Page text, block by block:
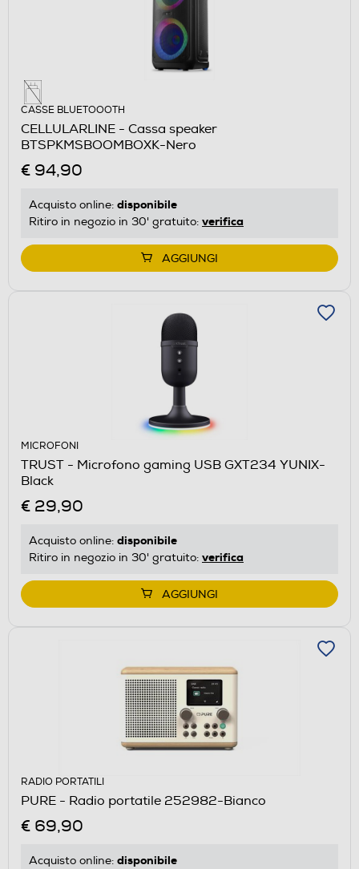
CASSE BLUETOOOTH
CELLULARLINE - Cassa speaker
BTSPKMSBOOMBOXK-Nero
€ 94,90
Acquisto online: disponibile
Ritiro in negozio in 30' gratuito: verifica
AGGIUNGI
MICROFONI
TRUST - Microfono gaming USB GXT234 YUNIX-
Black
€ 29,90
Acquisto online: disponibile
Ritiro in negozio in 30' gratuito: verifica
AGGIUNGI
RADIO PORTATILI
PURE - Radio portatile 252982-Bianco
€ 69,90
Acquisto online: disponibile